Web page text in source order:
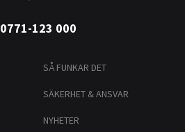
0771-123 000
SÅ FUNKAR DET
SÄKERHET & ANSVAR
NYHETER